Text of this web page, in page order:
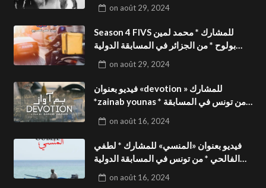
»فيديو بعنوان
on août 29, 2024
Season 4 FIVS للمشارك * محمد لمين
بولوح * من الجزائر في المسابقة الدولية
بالمهرجان الدولي للفيدوهات
on août 29, 2024
فيديو بعنوان «devotion » للمشارك
*zainab younas * من تونس في المسابقة
التوعوية Season 4 FIVS
on août 16, 2024
فيديو بعنوان «المنسي» للمشارك * لطفي
الفالحي * من تونس في المسابقة الدولية
بالمهرجان الدولي للفيدوهات التوعوية
Season 4 FIVS
on août 16, 2024